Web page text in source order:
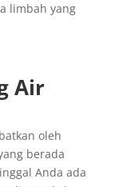
limbah yang
Air
oleh
berada
Anda ada